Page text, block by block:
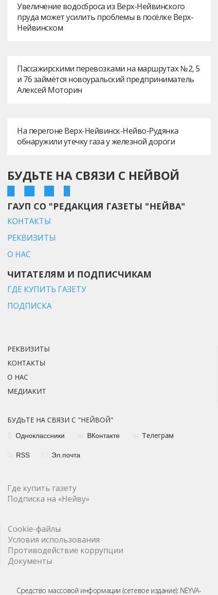
Увеличение водосброса из Верх-Нейвинского
пруда может усилить проблемы в посёлке Верх-
Нейвинском
Пассажирскими перевозками на маршрутах № 2, 5
и 76 займётся новоуральский предприниматель
Алексей Моторин
На перегоне Верх-Нейвинск-Нейво-Рудянка
обнаружили утечку газа у железной дороги
БУДЬТЕ НА СВЯЗИ С НЕЙВОЙ
ГАУП СО "РЕДАКЦИЯ ГАЗЕТЫ "НЕЙВА"
КОНТАКТЫ
РЕКВИЗИТЫ
О НАС
ЧИТАТЕЛЯМ И ПОДПИСЧИКАМ
ГДЕ КУПИТЬ ГАЗЕТУ
ПОДПИСКА
РЕКВИЗИТЫ
КОНТАКТЫ
О НАС
МЕДИАКИТ
БУДЬТЕ НА СВЯЗИ С "НЕЙВОЙ"
Одноклассники ВКонтакте Телеграм
RSS Эл.почта
Где купить газету
Подписка на «Нейву»
Cookie-файлы
Условия использования
Противодействие коррупции
Документы
Средство массовой информации (сетевое издание): NEYVA-